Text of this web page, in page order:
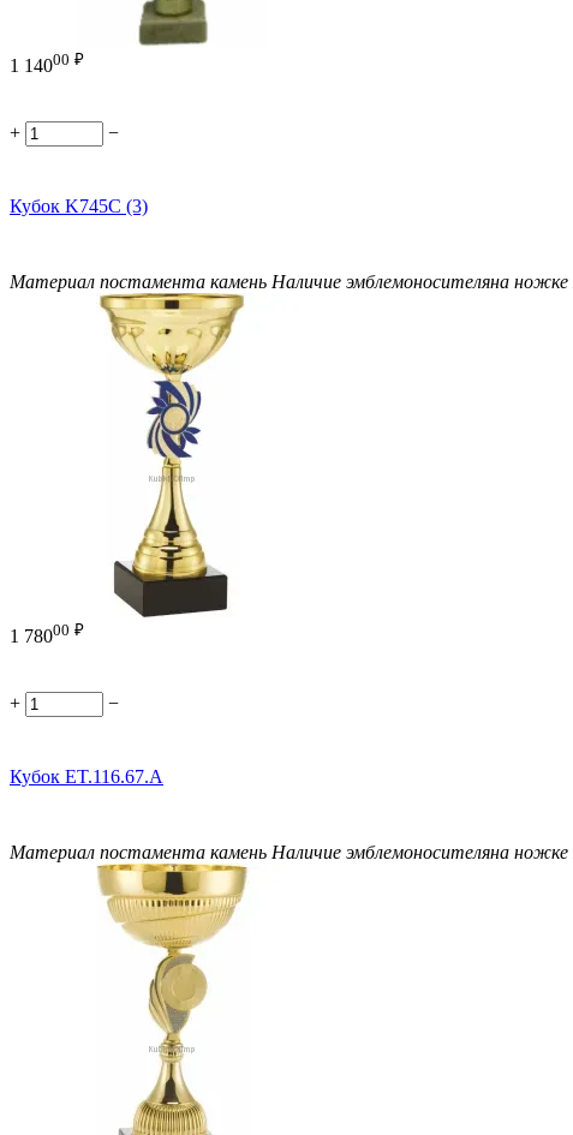
1 14000 ₽
+ −
Кубок K745C (3)
Материал постамента камень Наличие эмблемоносителяна ножке
1 78000 ₽
+ −
Кубок ET.116.67.A
Материал постамента камень Наличие эмблемоносителяна ножке